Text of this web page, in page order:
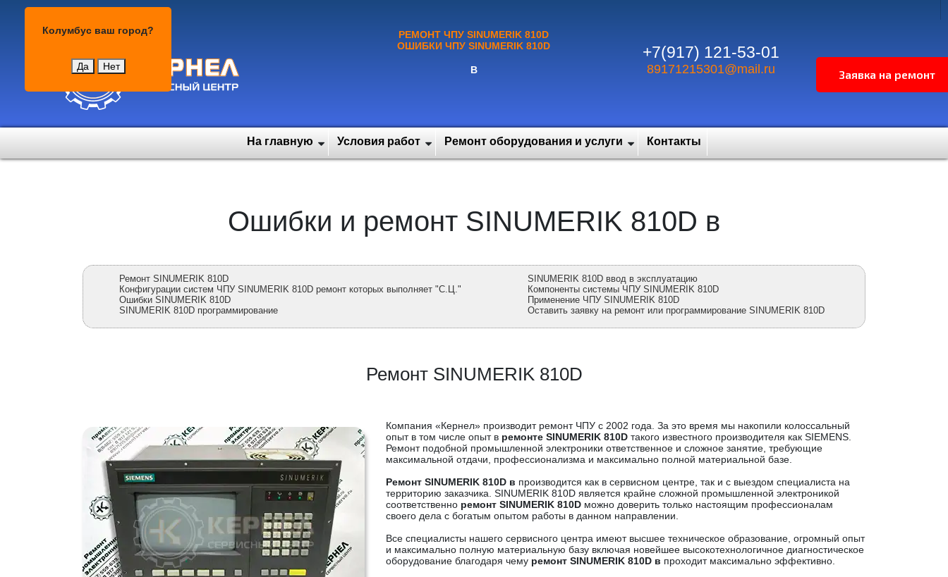
Колумбус ваш город?
Да Нет
РЕМОНТ ЧПУ SINUMERIK 810D
ОШИБКИ ЧПУ SINUMERIK 810D
В
+7(917) 121-53-01
89171215301@mail.ru
На главную Условия работ Ремонт оборудования и услуги Контакты
Ошибки и ремонт SINUMERIK 810D в
Ремонт SINUMERIK 810D
Конфигурации систем ЧПУ SINUMERIK 810D ремонт которых выполняет "С.Ц."
Ошибки SINUMERIK 810D
SINUMERIK 810D программирование
SINUMERIK 810D ввод в эксплуатацию
Компоненты системы ЧПУ SINUMERIK 810D
Применение ЧПУ SINUMERIK 810D
Оставить заявку на ремонт или программирование SINUMERIK 810D
Ремонт SINUMERIK 810D
Компания «Кернел» производит ремонт ЧПУ с 2002 года. За это время мы накопили колоссальный
опыт в том числе опыт в ремонте SINUMERIK 810D такого известного производителя как SIEMENS.
Ремонт подобной промышленной электроники ответственное и сложное занятие, требующие
максимальной отдачи, профессионализма и максимально полной материальной базе.
Ремонт SINUMERIK 810D в производится как в сервисном центре, так и с выездом специалиста на
территорию заказчика. SINUMERIK 810D является крайне сложной промышленной электроникой
соответственно ремонт SINUMERIK 810D можно доверить только настоящим профессионалам
своего дела с богатым опытом работы в данном направлении.
Все специалисты нашего сервисного центра имеют высшее техническое образование, огромный опыт
и максимально полную материальную базу включая новейшее высокотехнологичное диагностическое
оборудование благодаря чему ремонт SINUMERIK 810D в проходит максимально эффективно.